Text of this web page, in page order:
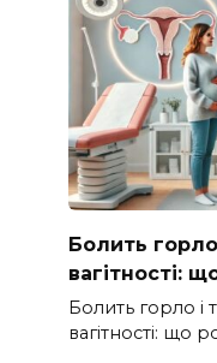
Болить
вагітності:
Болить горло і
вагітності: що